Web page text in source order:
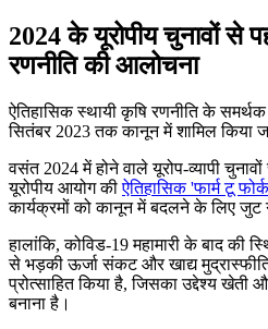
2024 के यूरोपीय चुनावों से
रणनीति की आलोचना
ऐतिहासिक स्थायी कृषि रणनीति के
सितंबर 2023 तक कानून में शामिल किया
वसंत 2024 में होने वाले यूरोप-व्यापी
यूरोपीय आयोग कीऐतिहासिक 'फार्म टू
कार्यक्रमों को कानून में बदलने के लिए जुट
हालांकि, कोविड-19 महामारी के बाद
से भड़की ऊर्जा संकट और खाद्य
प्रोत्साहित किया है, जिसका उद्देश्य खेती
बनाना है।